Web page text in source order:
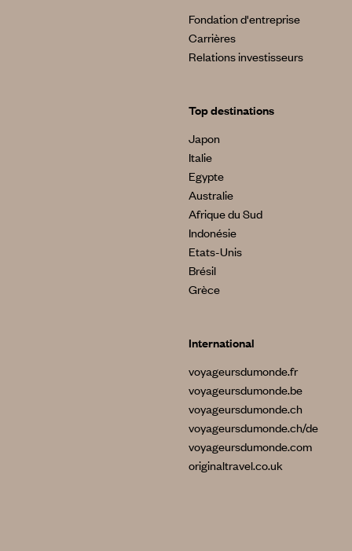
Fondation d'entreprise
Carrières
Relations investisseurs
Top destinations
Japon
Italie
Egypte
Australie
Afrique du Sud
Indonésie
Etats-Unis
Brésil
Grèce
International
voyageursdumonde.fr
voyageursdumonde.be
voyageursdumonde.ch
voyageursdumonde.ch/de
voyageursdumonde.com
originaltravel.co.uk